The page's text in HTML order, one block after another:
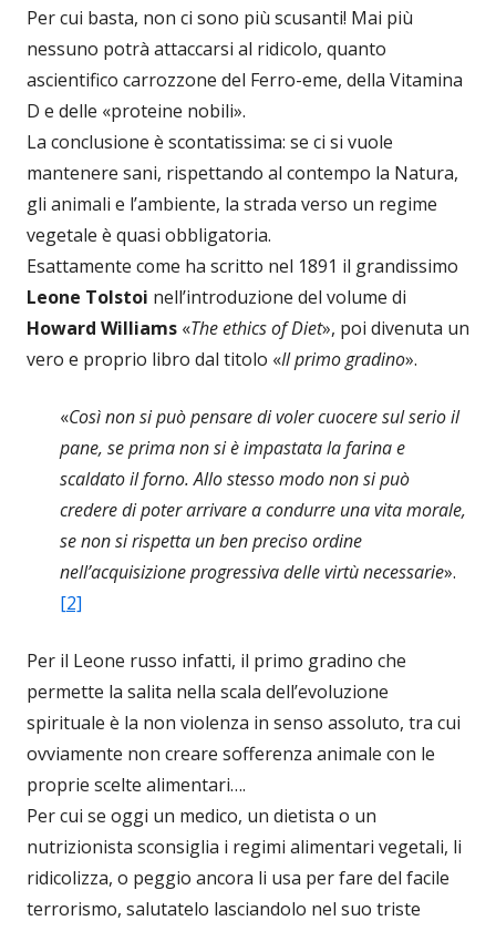
Per cui basta, non ci sono più scusanti! Mai più
nessuno potrà attaccarsi al ridicolo, quanto
ascientifico carrozzone del Ferro-eme, della Vitamina
D e delle «proteine nobili».
La conclusione è scontatissima: se ci si vuole
mantenere sani, rispettando al contempo la Natura,
gli animali e l’ambiente, la strada verso un regime
vegetale è quasi obbligatoria.
Esattamente come ha scritto nel 1891 il grandissimo
Leone Tolstoi nell’introduzione del volume di
Howard Williams «The ethics of Diet», poi divenuta un
vero e proprio libro dal titolo «Il primo gradino».
«Così non si può pensare di voler cuocere sul serio il
pane, se prima non si è impastata la farina e
scaldato il forno. Allo stesso modo non si può
credere di poter arrivare a condurre una vita morale,
se non si rispetta un ben preciso ordine
nell’acquisizione progressiva delle virtù necessarie».
[2]
Per il Leone russo infatti, il primo gradino che
permette la salita nella scala dell’evoluzione
spirituale è la non violenza in senso assoluto, tra cui
ovviamente non creare sofferenza animale con le
proprie scelte alimentari….
Per cui se oggi un medico, un dietista o un
nutrizionista sconsiglia i regimi alimentari vegetali, li
ridicolizza, o peggio ancora li usa per fare del facile
terrorismo, salutatelo lasciandolo nel suo triste